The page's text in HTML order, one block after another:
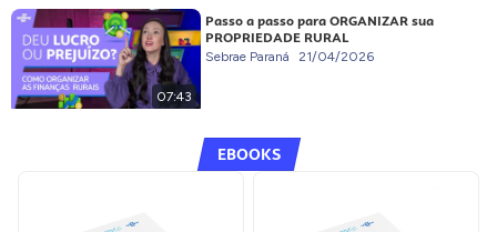
07:43
Passo a passo para ORGANIZAR sua
PROPRIEDADE RURAL
Sebrae Paraná 21/04/2026
EBOOKS